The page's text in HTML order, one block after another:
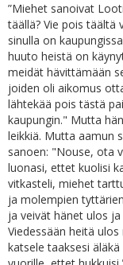
”Miehet sanoivat
täällä? Vie pois täältä
sinulla on
huuto heistä on
meidät hävittämään
joiden oli aikomus
lähtekää pois tästä
kaupungin." Mutta
leikkiä. Mutta aamun
sanoen: "Nouse, ota
luonasi, ettet kuolisi
vitkasteli, miehet
ja molempien
ja veivät hänet ulos
Viedessään heitä
katsele taaksesi